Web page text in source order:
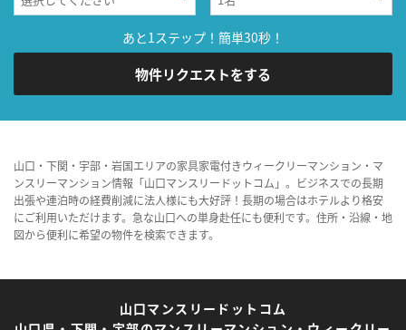
あと1ステップ！簡単30秒！
物件リクエストをする
山口・下関・宇部・岩国エリアの家具家電付きウィークリーマンション・マ
ンスリーマンション情報「山口マンスリードットコム」。ビジネスでの長期
出張や連泊時の経費削減に法人様にも大好評！長期の場合はホテルより格安
にご利用いただけます。急な山口への単身赴任にも便利です。住所・沿線・地
図から便利に希望の物件を検索できます。
山口マンスリードットコム